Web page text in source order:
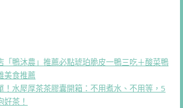
「鴨沐農」推薦必點琥珀脆皮一鴨三吃＋酸菜鴨
美食推薦
！水屋厚茶茶膠囊開箱：不用煮水、不用等，5
茶！